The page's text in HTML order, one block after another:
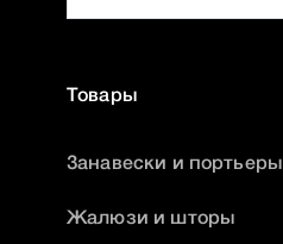
Товары
Занавески и портьеры
Жалюзи и шторы